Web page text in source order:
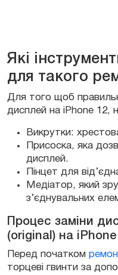
Які
для такого
Для того щоб
дисплей на iPhone 12,
Викрутки:
Присоска, яка
дисплей.
Пінцет для
Медіатор, який
з’єднувальних
Процес заміни
(original) на
Перед початком
торцеві гвинти за